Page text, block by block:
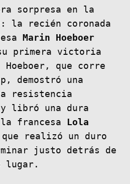
sorpresa en la
la recién coronada
Marin Hoeboer
primera victoria
que corre
demostró una
resistencia
y libró una dura
francesa
Lola
realizó un duro
justo detrás de
lugar.